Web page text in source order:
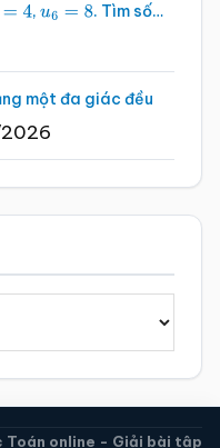
=4 , u6 =8 . Tìm số…
một đa giác đều
online - Giải bài tập